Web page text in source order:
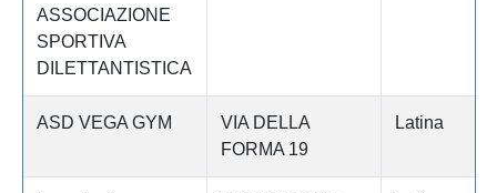
ASSOCIAZIONE
SPORTIVA
DILETTANTISTICA
ASD VEGA GYM
VIA DELLA
FORMA 19
Latina